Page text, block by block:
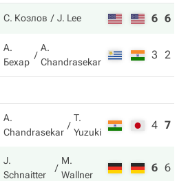
С. Козлов J. Lee 6 6
А.
Бехар
A.
Chandrasekar
3 2
A.
Chandrasekar
T.
Yuzuki
4 7
J.
Schnaitter
M.
Wallner
6 6